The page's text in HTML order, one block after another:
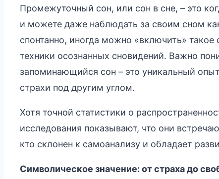
Промежуточный сон, или сон в сне, – это
и можете даже наблюдать за своим сном
спонтанно, иногда можно «включить» такое
техники осознанных сновидений. Важно
запоминающийся сон – это уникальный
страхи под другим углом.
Хотя точной статистики о
исследования показывают, что они
кто склонен к самоанализу и обладает
Символическое значение: от страха до